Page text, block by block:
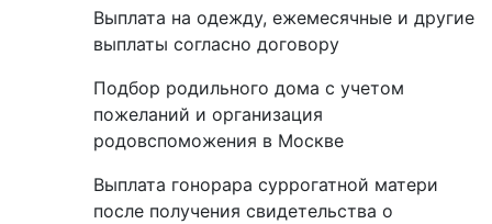
Выплата на одежду, ежемесячные и другие
выплаты согласно договору
Подбор родильного дома с учетом
пожеланий и организация
родовспоможения в Москве
Выплата гонорара суррогатной матери
после получения свидетельства о